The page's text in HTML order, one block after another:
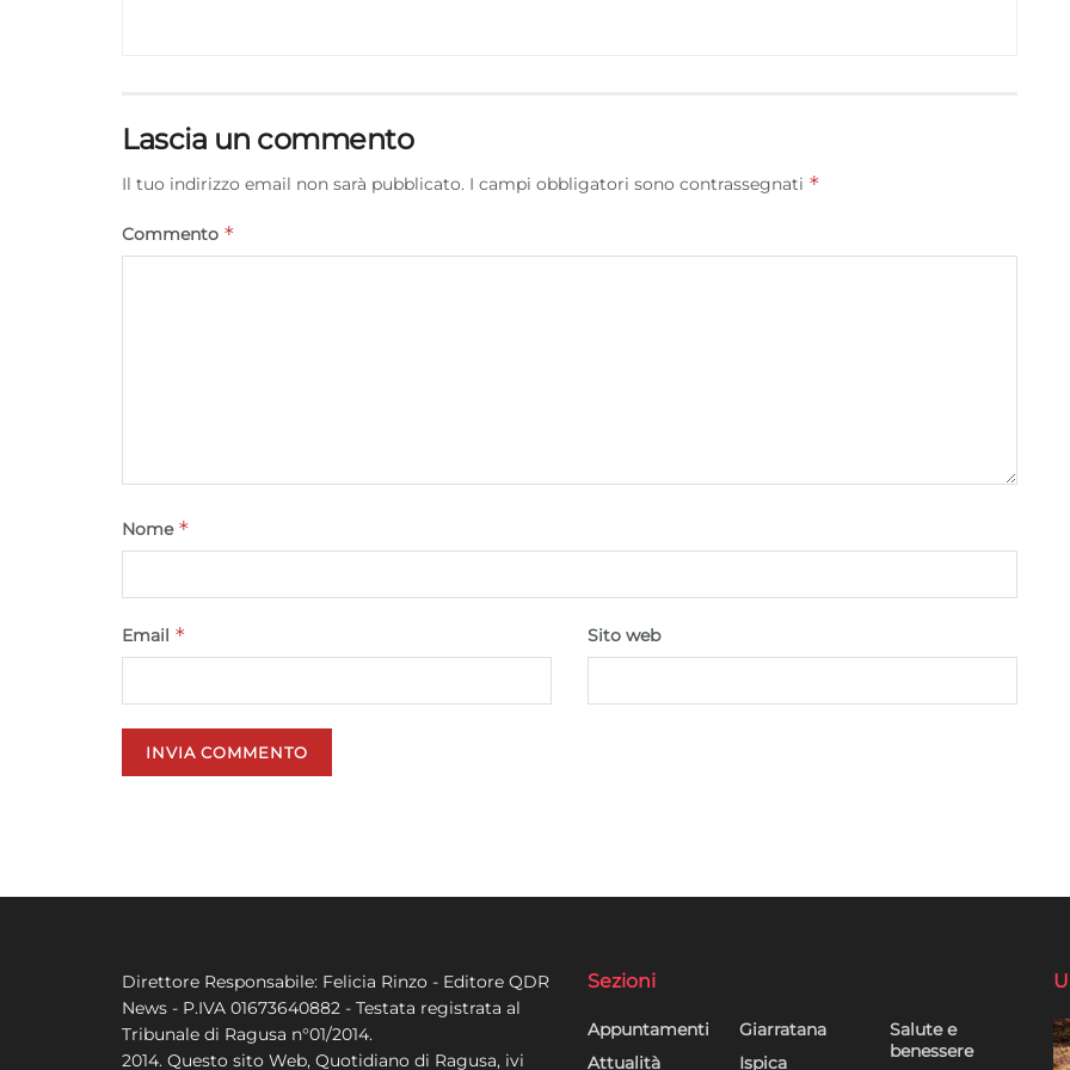
Lascia un commento
Il tuo indirizzo email non sarà pubblicato. I campi obbligatori sono contrassegnati *
Commento *
Nome *
Email * Sito web
Direttore Responsabile: Felicia Rinzo - Editore QDR
News - P.IVA 01673640882 - Testata registrata al
Tribunale di Ragusa n°01/2014.
2014. Questo sito Web, Quotidiano di Ragusa, ivi
Sezioni
Appuntamenti
Attualità
Giarratana
Ispica
Salute e
benessere